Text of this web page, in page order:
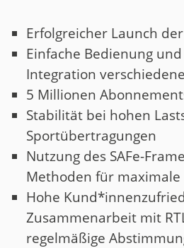
Erfolgreicher Launch
Einfache Bedienung
Integration
5 Millionen
Stabilität bei hohen
Sportübertragungen
Nutzung des SAFe-
Methoden für maximale
Hohe
Zusammenarbeit mit
regelmäßige